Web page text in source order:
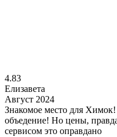
4.83
Елизавета
Август 2024
Знакомое место для
объедение! Но цены,
сервисом это оправдано